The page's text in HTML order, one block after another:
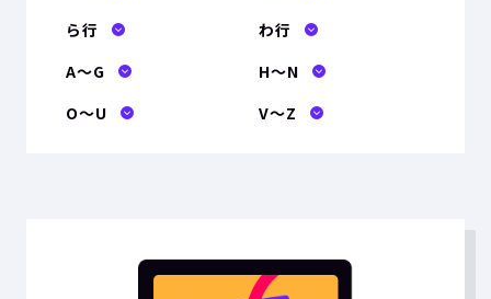
ら行
わ行
A〜G
H〜N
O〜U
V〜Z